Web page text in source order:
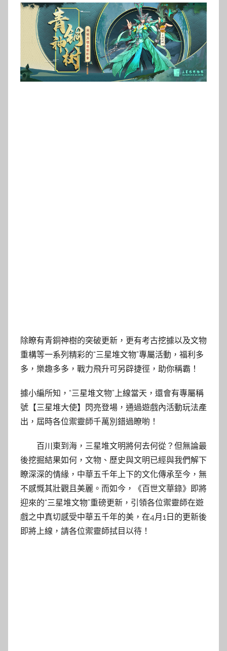
除瞭有青銅神樹的突破更新，更有考古挖據以及文物
重構等一系列精彩的“三星堆文物”專屬活動，福利多
多，樂趣多多，戰力飛升可另辟捷徑，助你稱霸！
據小編所知，“三星堆文物”上線當天，還會有專屬稱
號【三星堆大使】閃亮登場，通過遊戲內活動玩法產
出，屆時各位禦靈師千萬別錯過瞭喲！
百川東到海，三星堆文明將何去何從？但無論最
後挖掘結果如何，文物、歷史與文明已經與我們解下
瞭深深的情緣，中華五千年上下的文化傳承至今，無
不感慨其壯觀且美麗。而如今，《百世文華錄》即將
迎來的“三星堆文物”重磅更新，引領各位禦靈師在遊
戲之中真切感受中華五千年的美，在4月1日的更新後
即將上線，請各位禦靈師拭目以待！